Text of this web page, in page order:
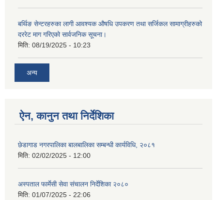
बर्थिङ सेन्टरहरुका लागी आवश्यक औषधि उपकरण तथा सर्जिकल सामाग्रीहरुको
दररेट माग गरिएको सार्वजनिक सूचना।
मिति: 08/19/2025 - 10:23
अन्य
ऐन, कानुन तथा निर्देशिका
छेडागाड नगरपालिका बालबालिका सम्बन्धी कार्यविधि, २०८१
मिति: 02/02/2025 - 12:00
अस्पताल फार्मेसी सेवा संचालन निर्देशिका २०८०
मिति: 01/07/2025 - 22:06